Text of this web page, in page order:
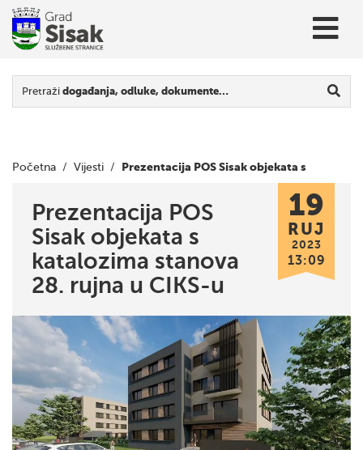
Pretraži događanja, odluke, dokumente…
Početna / Vijesti / Prezentacija POS Sisak objekata s
Prezentacija POS
Sisak objekata s
katalozima stanova
28. rujna u CIKS-u
19
RUJ
2023
13:09